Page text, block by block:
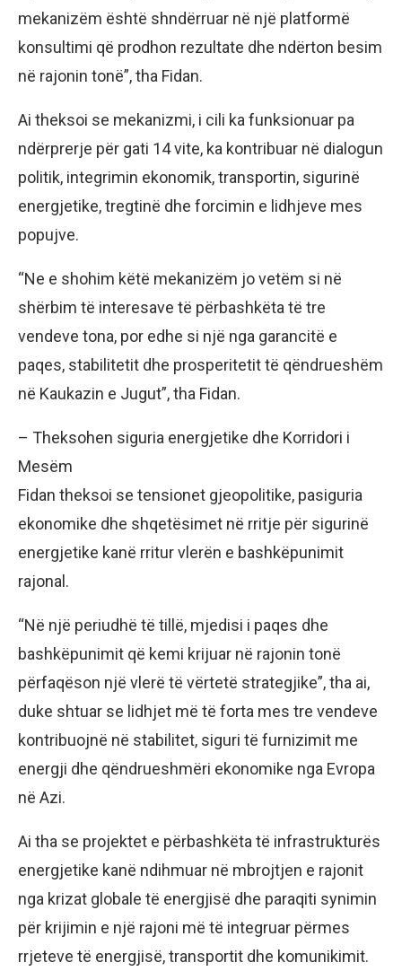
mekanizëm është shndërruar në një platformë
konsultimi që prodhon rezultate dhe ndërton besim
në rajonin tonë”, tha Fidan.
Ai theksoi se mekanizmi, i cili ka funksionuar pa
ndërprerje për gati 14 vite, ka kontribuar në dialogun
politik, integrimin ekonomik, transportin, sigurinë
energjetike, tregtinë dhe forcimin e lidhjeve mes
popujve.
“Ne e shohim këtë mekanizëm jo vetëm si në
shërbim të interesave të përbashkëta të tre
vendeve tona, por edhe si një nga garancitë e
paqes, stabilitetit dhe prosperitetit të qëndrueshëm
në Kaukazin e Jugut”, tha Fidan.
– Theksohen siguria energjetike dhe Korridori i
Mesëm
Fidan theksoi se tensionet gjeopolitike, pasiguria
ekonomike dhe shqetësimet në rritje për sigurinë
energjetike kanë rritur vlerën e bashkëpunimit
rajonal.
“Në një periudhë të tillë, mjedisi i paqes dhe
bashkëpunimit që kemi krijuar në rajonin tonë
përfaqëson një vlerë të vërtetë strategjike”, tha ai,
duke shtuar se lidhjet më të forta mes tre vendeve
kontribuojnë në stabilitet, siguri të furnizimit me
energji dhe qëndrueshmëri ekonomike nga Evropa
në Azi.
Ai tha se projektet e përbashkëta të infrastrukturës
energjetike kanë ndihmuar në mbrojtjen e rajonit
nga krizat globale të energjisë dhe paraqiti synimin
për krijimin e një rajoni më të integruar përmes
rrjeteve të energjisë, transportit dhe komunikimit.